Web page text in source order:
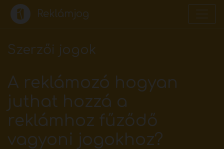
Reklámjog
Szerzői jogok
A reklámozó hogyan
juthat hozzá a
reklámhoz fűződő
vagyoni jogokhoz?